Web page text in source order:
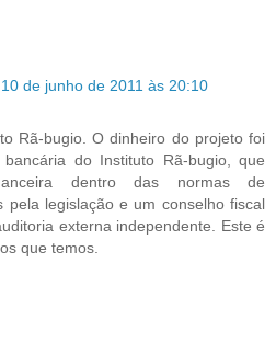
10 de junho de 2011 às 20:10
Rã-bugio. O dinheiro do projeto foi
do Instituto Rã-bugio, que
dentro das normas de
pela legislação e um conselho fiscal
externa independente. Este é
que temos.